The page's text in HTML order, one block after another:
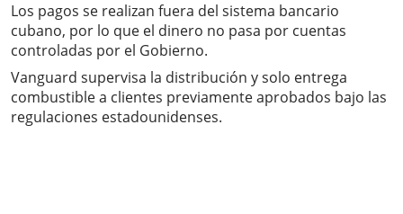
Los pagos se realizan fuera del sistema bancario
cubano, por lo que el dinero no pasa por cuentas
controladas por el Gobierno.
Vanguard supervisa la distribución y solo entrega
combustible a clientes previamente aprobados bajo las
regulaciones estadounidenses.